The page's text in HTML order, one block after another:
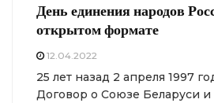
День единения народов
открытом формате
12.04.2022
25 лет назад 2 апреля 1997
Договор о Союзе Беларуси и